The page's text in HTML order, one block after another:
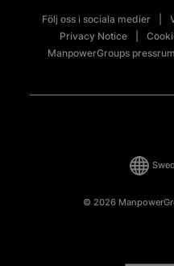
Följ oss i sociala medier
Privacy Notice
ManpowerGroups pressrum
© 2026